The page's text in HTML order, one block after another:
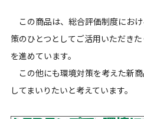
この商品は、総合評価制度にお
策のひとつとしてご活用いただき
を進めています。
この他にも環境対策を考えた新
してまいりたいと考えています。